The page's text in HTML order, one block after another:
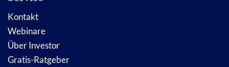
Kontakt
Webinare
Über Investor
Gratis-Ratgeber